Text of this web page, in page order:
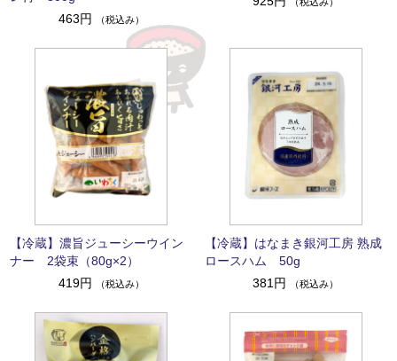
463円
（税込み）
【冷蔵】濃旨ジューシーウイン
ナー 2袋束（80g×2）
419円
（税込み）
【冷蔵】はなまき銀河工房 熟成
ロースハム 50g
381円
（税込み）